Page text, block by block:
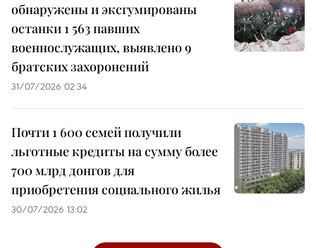
обнаружены и эксгумированы
останки 1 563 павших
военнослужащих, выявлено 9
братских захоронений
31/07/2026 02:34
Почти 1 600 семей получили
льготные кредиты на сумму более
700 млрд донгов для
приобретения социального жилья
30/07/2026 13:02